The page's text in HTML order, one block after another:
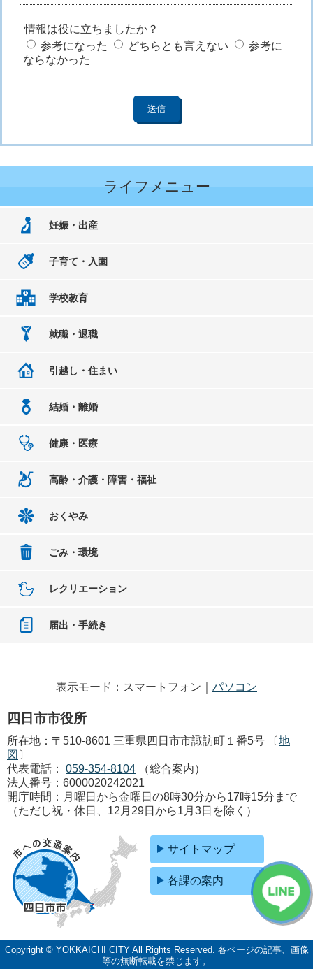
情報は役に立ちましたか？
参考になった
どちらとも言えない
参考に
ならなかった
ライフメニュー
妊娠・出産
子育て・入園
学校教育
就職・退職
引越し・住まい
結婚・離婚
健康・医療
高齢・介護・障害・福祉
おくやみ
ごみ・環境
レクリエーション
届出・手続き
表示モード：スマートフォン｜ パソコン
四日市市役所
所在地：〒510-8601 三重県四日市市諏訪町１番5号 〔地
図 〕
代表電話：
059-354-8104
（総合案内）
法人番号：6000020242021
開庁時間：月曜日から金曜日の8時30分から17時15分まで
（ただし祝・休日、12月29日から1月3日を除く）
サイトマップ
各課の案内
Copyright © YOKKAICHI CITY All Rights Reserved. 各ページの記事、画像
等の無断転載を禁じます。